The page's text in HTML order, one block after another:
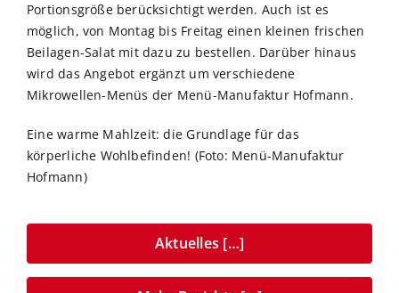
Portionsgröße berücksichtigt werden. Auch ist es
möglich, von Montag bis Freitag einen kleinen frischen
Beilagen-Salat mit dazu zu bestellen. Darüber hinaus
wird das Angebot ergänzt um verschiedene
Mikrowellen-Menüs der Menü-Manufaktur Hofmann.
Eine warme Mahlzeit: die Grundlage für das
körperliche Wohlbefinden! (Foto: Menü-Manufaktur
Hofmann)
Aktuelles […]